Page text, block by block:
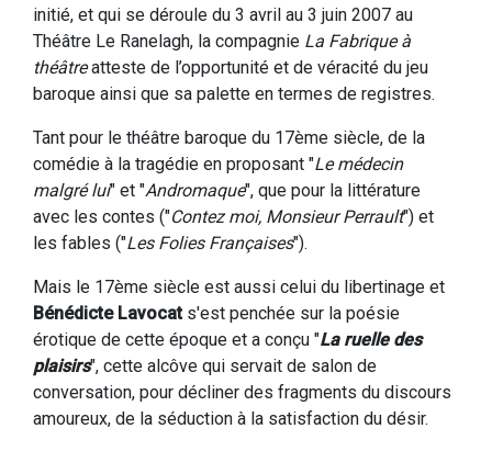
initié, et qui se déroule du 3 avril au 3 juin 2007 au
Théâtre Le Ranelagh, la compagnie La Fabrique à
théâtreatteste de l’opportunité et de véracité du jeu
baroque ainsi que sa palette en termes de registres.
Tant pour le théâtre baroque du 17ème siècle, de la
comédie à la tragédie en proposant "Le médecin
malgré lui" et "Andromaque", que pour la littérature
avec les contes ("Contez moi, Monsieur Perrault") et
les fables ("Les Folies Françaises").
Mais le 17ème siècle est aussi celui du libertinage et
Bénédicte Lavocats'est penchée sur la poésie
érotique de cette époque et a conçu "La ruelle des
plaisirs", cette alcôve qui servait de salon de
conversation, pour décliner des fragments du discours
amoureux, de la séduction à la satisfaction du désir.